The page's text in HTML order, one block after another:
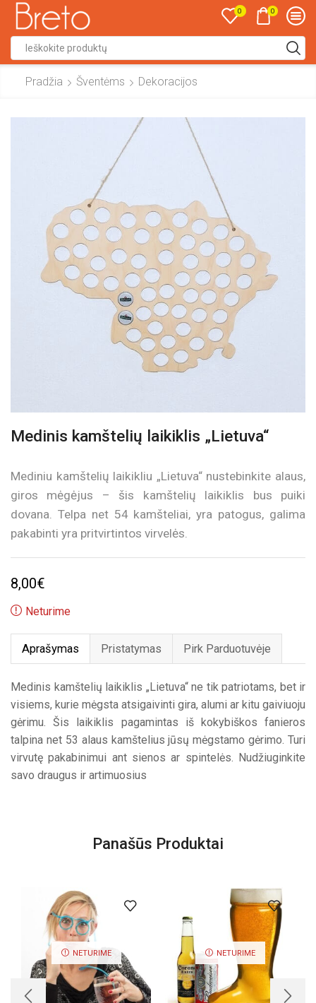
0 0
input
Pradžia Šventėms Dekoracijos
Medinis kamštelių laikiklis „Lietuva“
Mediniu kamštelių laikikliu „Lietuva“ nustebinkite alaus,
giros mėgėjus – šis kamštelių laikiklis bus puiki
dovana. Telpa net 54 kamšteliai, yra patogus, galima
pakabinti yra pritvirtintos virvelės.
8,00€
Neturime
Aprašymas Pristatymas Pirk Parduotuvėje
Medinis kamštelių laikiklis „Lietuva“ ne tik patriotams, bet ir
visiems, kurie mėgsta atsigaivinti gira, alumi ar kitu gaiviuoju
gėrimu. Šis laikiklis pagamintas iš kokybiškos fanieros
talpina net 53 alaus kamštelius jūsų mėgstamo gėrimo. Turi
virvutę pakabinimui ant sienos ar spintelės. Nudžiuginkite
savo draugus ir artimuosius
Panašūs Produktai
NETURIME NETURIME